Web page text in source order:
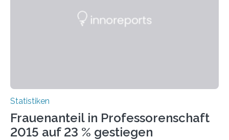
Statistiken
Frauenanteil in Professorenschaft
2015 auf 23 % gestiegen